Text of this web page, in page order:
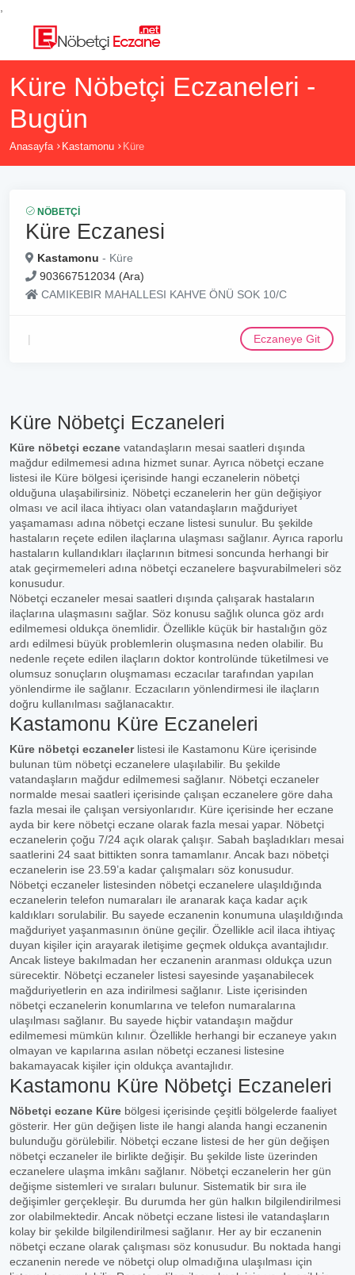
Küre Nöbetçi Eczaneleri -
Bugün
Anasayfa Kastamonu Küre
NÖBETÇI
Küre Eczanesi
Kastamonu - Küre
903667512034 (Ara)
CAMIKEBIR MAHALLESI KAHVE ÖNÜ SOK 10/C
Eczaneye Git
Küre Nöbetçi Eczaneleri
Küre nöbetçi eczane vatandaşların mesai saatleri dışında
mağdur edilmemesi adına hizmet sunar. Ayrıca nöbetçi eczane
listesi ile Küre bölgesi içerisinde hangi eczanelerin nöbetçi
olduğuna ulaşabilirsiniz. Nöbetçi eczanelerin her gün değişiyor
olması ve acil ilaca ihtiyacı olan vatandaşların mağduriyet
yaşamaması adına nöbetçi eczane listesi sunulur. Bu şekilde
hastaların reçete edilen ilaçlarına ulaşması sağlanır. Ayrıca raporlu
hastaların kullandıkları ilaçlarının bitmesi soncunda herhangi bir
atak geçirmemeleri adına nöbetçi eczanelere başvurabilmeleri söz
konusudur.
Nöbetçi eczaneler mesai saatleri dışında çalışarak hastaların
ilaçlarına ulaşmasını sağlar. Söz konusu sağlık olunca göz ardı
edilmemesi oldukça önemlidir. Özellikle küçük bir hastalığın göz
ardı edilmesi büyük problemlerin oluşmasına neden olabilir. Bu
nedenle reçete edilen ilaçların doktor kontrolünde tüketilmesi ve
olumsuz sonuçların oluşmaması eczacılar tarafından yapılan
yönlendirme ile sağlanır. Eczacıların yönlendirmesi ile ilaçların
doğru kullanılması sağlanacaktır.
Kastamonu Küre Eczaneleri
Küre nöbetçi eczanelerlistesi ile Kastamonu Küre içerisinde
bulunan tüm nöbetçi eczanelere ulaşılabilir. Bu şekilde
vatandaşların mağdur edilmemesi sağlanır. Nöbetçi eczaneler
normalde mesai saatleri içerisinde çalışan eczanelere göre daha
fazla mesai ile çalışan versiyonlarıdır. Küre içerisinde her eczane
ayda bir kere nöbetçi eczane olarak fazla mesai yapar. Nöbetçi
eczanelerin çoğu 7/24 açık olarak çalışır. Sabah başladıkları mesai
saatlerini 24 saat bittikten sonra tamamlanır. Ancak bazı nöbetçi
eczanelerin ise 23.59’a kadar çalışmaları söz konusudur.
Nöbetçi eczaneler listesinden nöbetçi eczanelere ulaşıldığında
eczanelerin telefon numaraları ile aranarak kaça kadar açık
kaldıkları sorulabilir. Bu sayede eczanenin konumuna ulaşıldığında
mağduriyet yaşanmasının önüne geçilir. Özellikle acil ilaca ihtiyaç
duyan kişiler için arayarak iletişime geçmek oldukça avantajlıdır.
Ancak listeye bakılmadan her eczanenin aranması oldukça uzun
sürecektir. Nöbetçi eczaneler listesi sayesinde yaşanabilecek
mağduriyetlerin en aza indirilmesi sağlanır. Liste içerisinden
nöbetçi eczanelerin konumlarına ve telefon numaralarına
ulaşılması sağlanır. Bu sayede hiçbir vatandaşın mağdur
edilmemesi mümkün kılınır. Özellikle herhangi bir eczaneye yakın
olmayan ve kapılarına asılan nöbetçi eczanesi listesine
bakamayacak kişiler için oldukça avantajlıdır.
Kastamonu Küre Nöbetçi Eczaneleri
Nöbetçi eczane Küre bölgesi içerisinde çeşitli bölgelerde faaliyet
gösterir. Her gün değişen liste ile hangi alanda hangi eczanenin
bulunduğu görülebilir. Nöbetçi eczane listesi de her gün değişen
nöbetçi eczaneler ile birlikte değişir. Bu şekilde liste üzerinden
eczanelere ulaşma imkânı sağlanır. Nöbetçi eczanelerin her gün
değişme sistemleri ve sıraları bulunur. Sistematik bir sıra ile
değişimler gerçekleşir. Bu durumda her gün halkın bilgilendirilmesi
zor olabilmektedir. Ancak nöbetçi eczane listesi ile vatandaşların
kolay bir şekilde bilgilendirilmesi sağlanır. Her ay bir eczanenin
nöbetçi eczane olarak çalışması söz konusudur. Bu noktada hangi
eczanenin nerede ve nöbetçi olup olmadığına ulaşılması için